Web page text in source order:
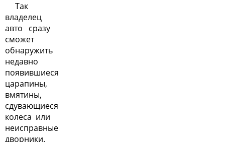
Так
владелец
авто сразу
сможет
обнаружить
недавно
появившиеся
царапины,
вмятины,
сдувающиеся
колеса или
неисправные
дворники.